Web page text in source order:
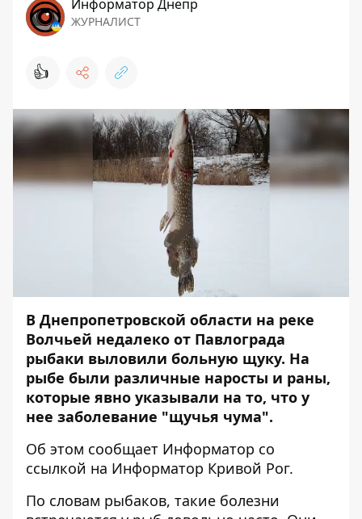
Информатор Днепр
ЖУРНАЛИСТ
👍
В Днепропетровской области на реке
Волчьей недалеко от Павлограда
рыбаки выловили больную щуку. На
рыбе были различные наросты и раны,
которые явно указывали на то, что у
нее заболевание "щучья чума".
Об этом сообщает Информатор со
ссылкой на Информатор Кривой Рог.
По словам рыбаков, такие болезни